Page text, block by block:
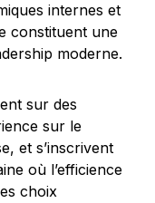
internes et
constituent une
moderne.
sur des
sur le
et s’inscrivent
où l’efficience
choix